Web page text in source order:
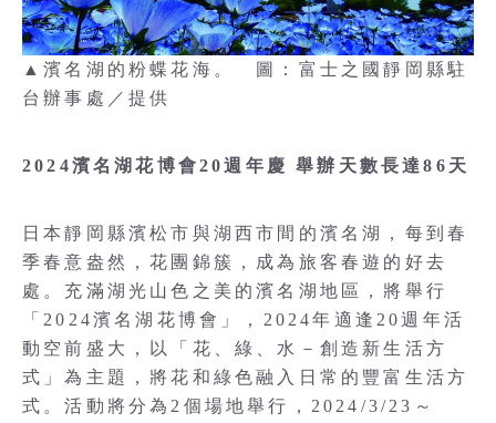
▲濱名湖的粉蝶花海。 圖：富士之國靜岡縣駐
台辦事處／提供
2024濱名湖花博會20週年慶 舉辦天數長達86天
日本靜岡縣濱松市與湖西市間的濱名湖，每到春
季春意盎然，花團錦簇，成為旅客春遊的好去
處。充滿湖光山色之美的濱名湖地區，將舉行
「2024濱名湖花博會」，2024年適逢20週年活
動空前盛大，以「花、綠、水－創造新生活方
式」為主題，將花和綠色融入日常的豐富生活方
式。活動將分為2個場地舉行，2024/3/23～